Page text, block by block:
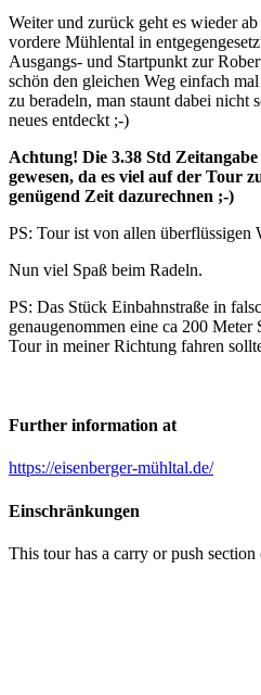
Weiter und zurück geht es wieder
vordere Mühlental in
Ausgangs- und Startpunkt zur
schön den gleichen Weg einfach
zu beradeln, man staunt dabei nicht
neues entdeckt ;-)
Achtung! Die 3.38 Std
gewesen, da es viel auf der Tour
genügend Zeit dazurechnen ;-)
PS: Tour ist von allen überflüssigen
Nun viel Spaß beim Radeln.
PS: Das Stück Einbahnstraße in
genaugenommen eine ca 200 Meter
Tour in meiner Richtung fahren
Further information at
https://eisenberger-mühltal.de/
Einschränkungen
This tour has a carry or push